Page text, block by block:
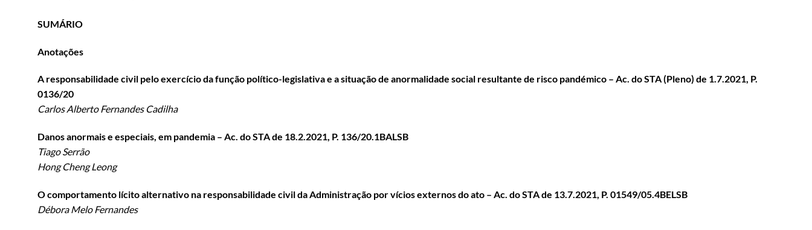
SUMÁRIO
Anotações
A responsabilidade civil pelo exercício da função político-legislativa e a situação de anormalidade social resultante de risco pandémico – Ac. do STA (Pleno) de 1.7.2021, P.
0136/20
Carlos Alberto Fernandes Cadilha
Danos anormais e especiais, em pandemia – Ac. do STA de 18.2.2021, P. 136/20.1BALSB
Tiago Serrão
Hong Cheng Leong
O comportamento lícito alternativo na responsabilidade civil da Administração por vícios externos do ato – Ac. do STA de 13.7.2021, P. 01549/05.4BELSB
Débora Melo Fernandes